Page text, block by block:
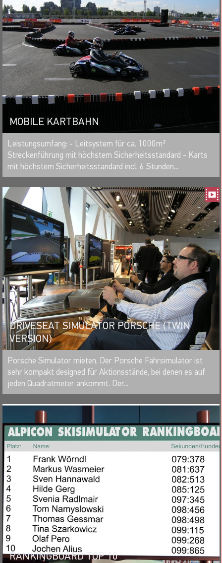
MOBILE KARTBAHN
MERKEN
Leistungsumfang: - Leitsystem für ca. 1000m²
Streckenführung mit höchstem Sicherheitsstandard - Karts
mit höchstem Sicherheitsstandard incl. 6 Stunden...
DRIVESEAT SIMULATOR PORSCHE (TWIN
VERSION)
MERKEN
Porsche Simulator mieten. Der Porsche Fahrsimulator ist
sehr kompakt designed für Aktionsstände, bei denen es auf
jeden Quadratmeter ankommt. Der...
RANKINGBOARD TOP 10